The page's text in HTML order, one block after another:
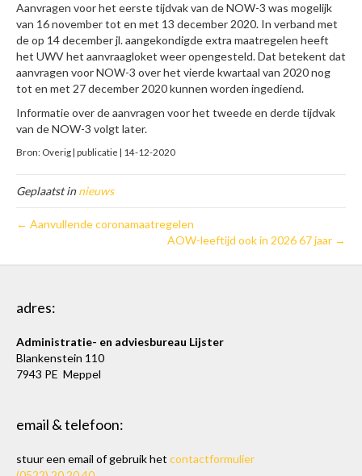
Aanvragen voor het eerste tijdvak van de NOW-3 was mogelijk
van 16 november tot en met 13 december 2020. In verband met
de op 14 december jl. aangekondigde extra maatregelen heeft
het UWV het aanvraagloket weer opengesteld. Dat betekent dat
aanvragen voor NOW-3 over het vierde kwartaal van 2020 nog
tot en met 27 december 2020 kunnen worden ingediend.
Informatie over de aanvragen voor het tweede en derde tijdvak
van de NOW-3 volgt later.
Bron: Overig | publicatie | 14-12-2020
Geplaatst innieuws
← Aanvullende coronamaatregelen
AOW-leeftijd ook in 2026 67 jaar →
adres:
Administratie- en adviesbureau Lijster
Blankenstein 110
7943 PE Meppel
email & telefoon:
stuur een email of gebruik het contactformulier